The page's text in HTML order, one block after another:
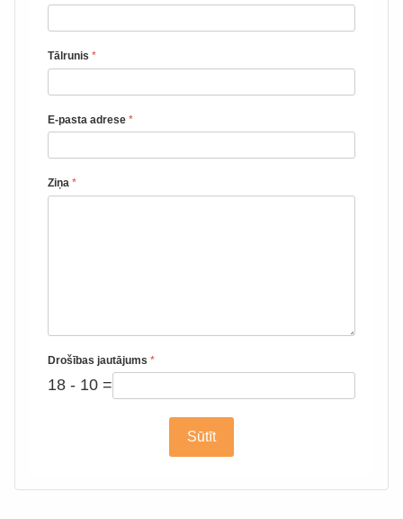
Tālrunis *
E-pasta adrese *
Ziņa *
Drošības jautājums *
18 - 10 =
Sūtīt